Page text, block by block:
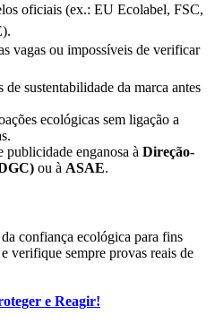
oficiais (ex.: EU Ecolabel, FSC,
vagas ou impossíveis de verificar
sustentabilidade da marca antes
ecológicas sem ligação a
enganosa à Direção-
ou à ASAE.
confiança ecológica para fins
verifique sempre provas reais de
e Reagir!